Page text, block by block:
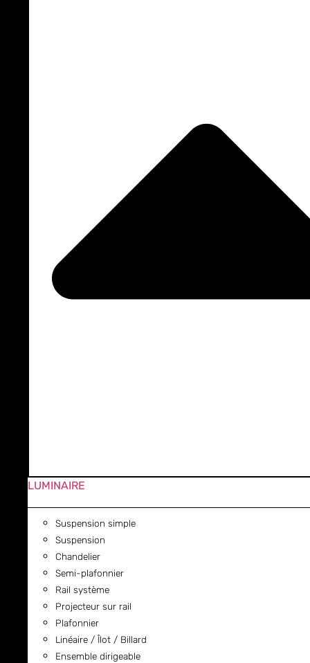
LUMINAIRE
Suspension simple
Suspension
Chandelier
Semi-plafonnier
Rail système
Projecteur sur rail
Plafonnier
Linéaire / Îlot / Billard
Ensemble dirigeable